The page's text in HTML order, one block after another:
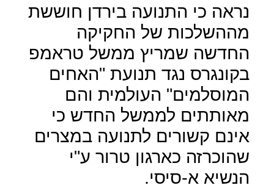
נראה כי התנועה בירדן חוששת
מההשלכות של החקיקה
החדשה שמריץ ממשל טראמפ
בקונגרס נגד תנועת "האחים
המוסלמים" העולמית והם
מאותתים לממשל החדש כי
אינם קשורים לתנועה במצרים
שהוכרזה כארגון טרור ע"י
הנשיא א-סיסי.